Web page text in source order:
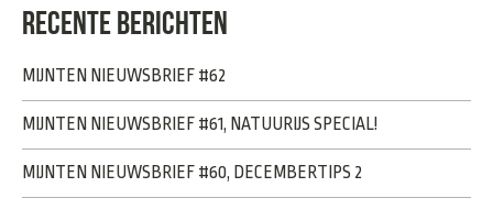
RECENTE BERICHTEN
MIJNTEN NIEUWSBRIEF #62
MIJNTEN NIEUWSBRIEF #61, NATUURIJS SPECIAL!
MIJNTEN NIEUWSBRIEF #60, DECEMBERTIPS 2